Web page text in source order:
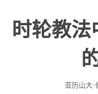
时轮教
亚历山大·